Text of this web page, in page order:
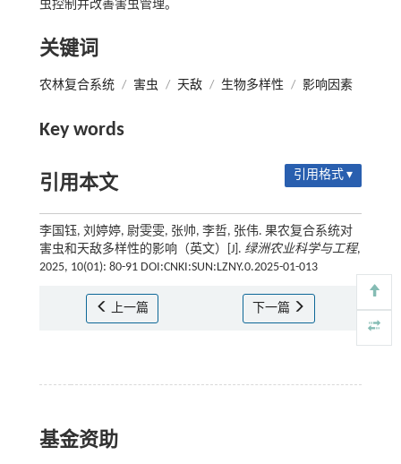
虫控制并改善害虫管理。
关键词
农林复合系统 / 害虫 / 天敌 / 生物多样性 / 影响因素
Key words
引用本文 引用格式 ▾
李国钰, 刘婷婷, 尉雯雯, 张帅, 李哲, 张伟. 果农复合系统对
害虫和天敌多样性的影响（英文）[J]. 绿洲农业科学与工程,
2025, 10(01): 80-91 DOI:CNKI:SUN:LZNY.0.2025-01-013
上一篇 下一篇
基金资助